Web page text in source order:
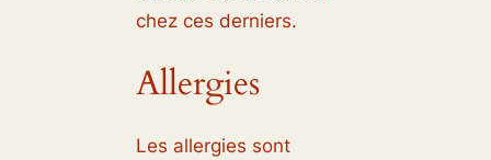
chez ces derniers.
Allergies
Les allergies sont